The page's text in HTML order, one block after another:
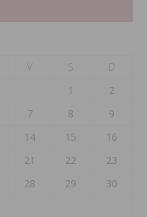
V S
D
1
2
7 8
9
14 15
16
21 22
23
28 29
30